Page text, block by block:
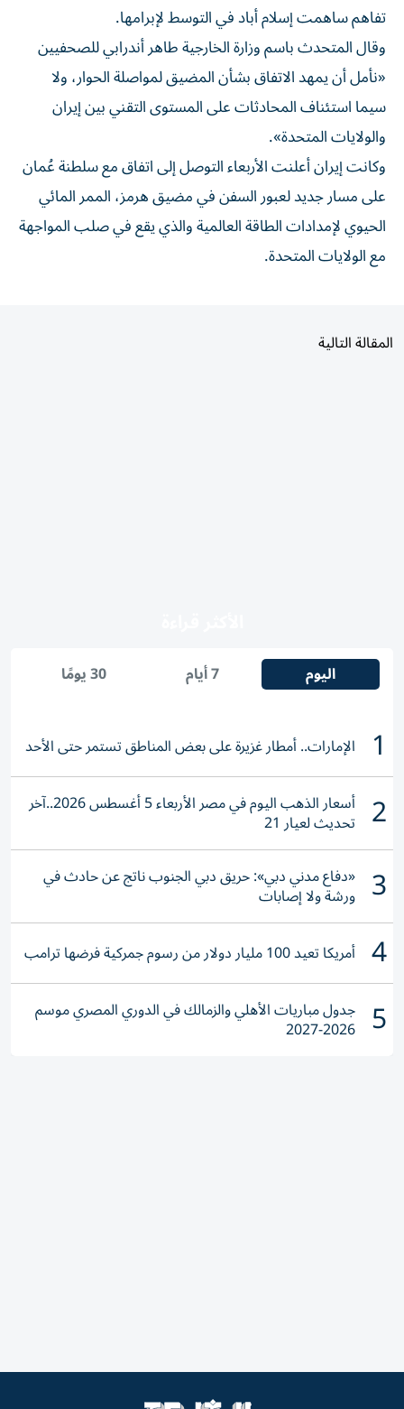
تفاهم ساهمت إسلام أباد في التوسط لإبرامها.
وقال المتحدث باسم وزارة الخارجية طاهر أندرابي للصحفيين
«نأمل أن يمهد الاتفاق بشأن المضيق لمواصلة الحوار، ولا
سيما استئناف المحادثات على المستوى التقني بين إيران
والولايات المتحدة».
وكانت إيران أعلنت الأربعاء التوصل إلى اتفاق مع سلطنة عُمان
على مسار جديد لعبور السفن في مضيق هرمز، الممر المائي
الحيوي لإمدادات الطاقة العالمية والذي يقع في صلب المواجهة
مع الولايات المتحدة.
المقالة التالية
اليوم 7 أيام 30 يومًا
1 الإمارات.. أمطار غزيرة على بعض المناطق تستمر حتى الأحد
2 أسعار الذهب اليوم في مصر الأربعاء 5 أغسطس 2026..آخر
تحديث لعيار 21
3 «دفاع مدني دبي»: حريق دبي الجنوب ناتج عن حادث في
ورشة ولا إصابات
4 أمريكا تعيد 100 مليار دولار من رسوم جمركية فرضها ترامب
5 جدول مباريات الأهلي والزمالك في الدوري المصري موسم
2026-2027